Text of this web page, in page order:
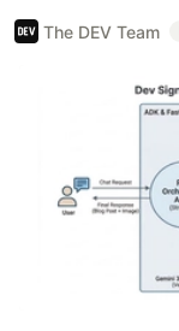
The DEV Team